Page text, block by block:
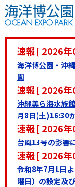
速報 [ 2026
海洋博公園・沖
園
速報 [ 2026
沖縄美ら海水族
月8日(土)16:30
速報 [ 2026
台風13号の影響
速報 [ 2026
令和8年7月1日
曜日）の設定及